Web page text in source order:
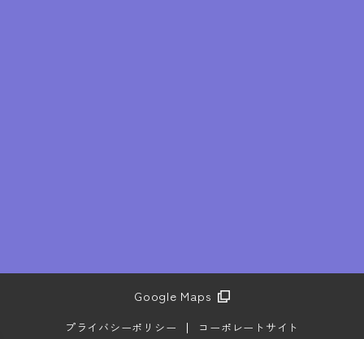
Google Maps
プライバシーポリシー コーポレートサイト